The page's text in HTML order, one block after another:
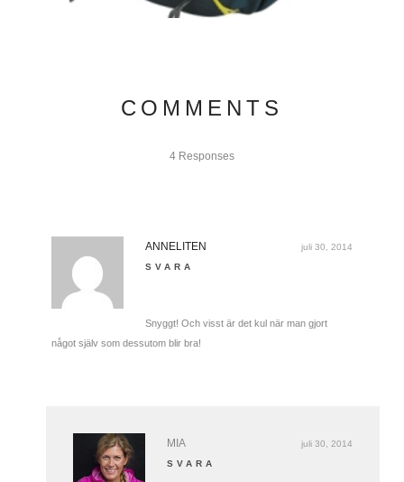
COMMENTS
4 Responses
juli 30, 2014
ANNELITEN
SVARA
Snyggt! Och visst är det kul när man gjort
något själv som dessutom blir bra!
juli 30, 2014
MIA
SVARA